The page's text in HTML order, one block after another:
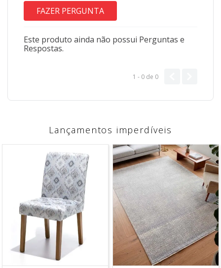
FAZER PERGUNTA
Este produto ainda não possui Perguntas e
Respostas.
1 - 0 de 0
Lançamentos imperdíveis